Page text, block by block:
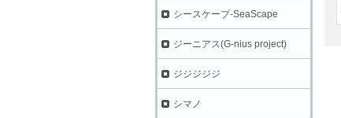
シースケープ-SeaScape
ジーニアス(G-nius project)
ジジジジジ
シマノ